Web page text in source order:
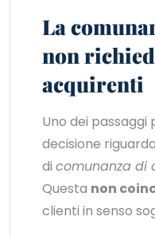
La
non
acquirenti
Uno dei
decisione
di comunanza di
Questa non
clienti in senso